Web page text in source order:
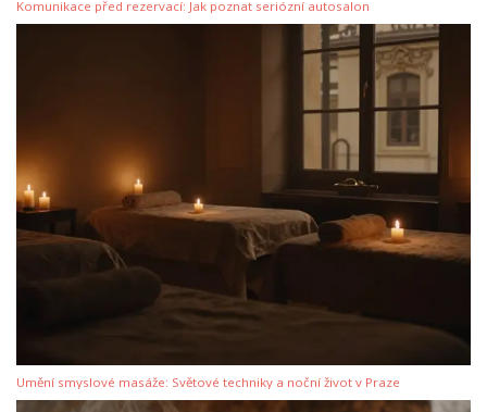
Komunikace před rezervací: Jak poznat seriózní autosalon
Umění smyslové masáže: Světové techniky a noční život v Praze